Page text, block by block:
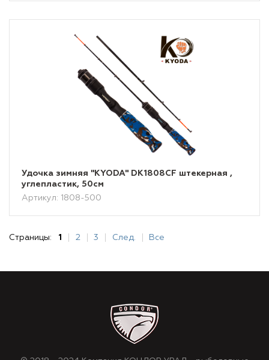
Удочка зимняя "KYODA" DK1808CF штекерная ,
углепластик, 50см
Артикул: 1808-500
Страницы: 1 2 3 След. Все